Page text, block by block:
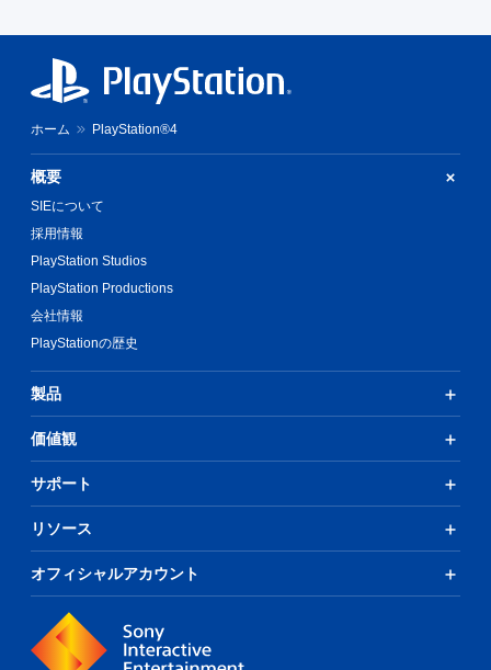
ホーム PlayStation®4
概要
SIEについて
採用情報
PlayStation Studios
PlayStation Productions
会社情報
PlayStationの歴史
製品
価値観
サポート
リソース
オフィシャルアカウント